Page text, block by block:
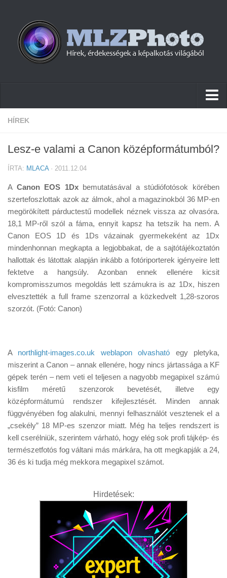
Hírek
Cikkek
Firmware
Tudástár
Tanácsok
Érdekességek
Helyszíni Riport
E-BB
HÍREK
Lesz-e valami a Canon középformátumból?
ÍRTA: MLACA· 2011.12.04
A Canon EOS 1Dxbemutatásával a stúdiófotósok körében
szertefoszlottak azok az álmok, ahol a magazinokból 36 MP-en
megörökített párductestű modellek néznek vissza az olvasóra.
18,1 MP-ről szól a fáma, ennyit kapsz ha tetszik ha nem. A
Canon EOS 1D és 1Ds vázainak gyermekeként az 1Dx
mindenhonnan megkapta a legjobbakat, de a sajtótájékoztatón
hallottak és látottak alapján inkább a fotóriporterek igényeire lett
fektetve a hangsúly. Azonban ennek ellenére kicsit
kompromisszumos megoldás lett számukra is az 1Dx, hiszen
elvesztették a full frame szenzorral a közkedvelt 1,28-szoros
szorzót. (Fotó: Canon)
A northlight-images.co.uk weblapon olvasható egy pletyka,
miszerint a Canon – annak ellenére, hogy nincs jártassága a KF
gépek terén – nem veti el teljesen a nagyobb megapixel számú
kisfilm méretű szenzorok bevetését, illetve egy
középformátumú rendszer kifejlesztését. Minden annak
függvényében fog alakulni, mennyi felhasználót vesztenek el a
„csekély” 18 MP-es szenzor miatt. Még ha teljes rendszert is
kell cserélniük, szerintem várható, hogy elég sok profi tájkép- és
természetfotós fog váltani más márkára, ha ott megkapják a 24,
36 és ki tudja még mekkora megapixel számot.
Hirdetések: